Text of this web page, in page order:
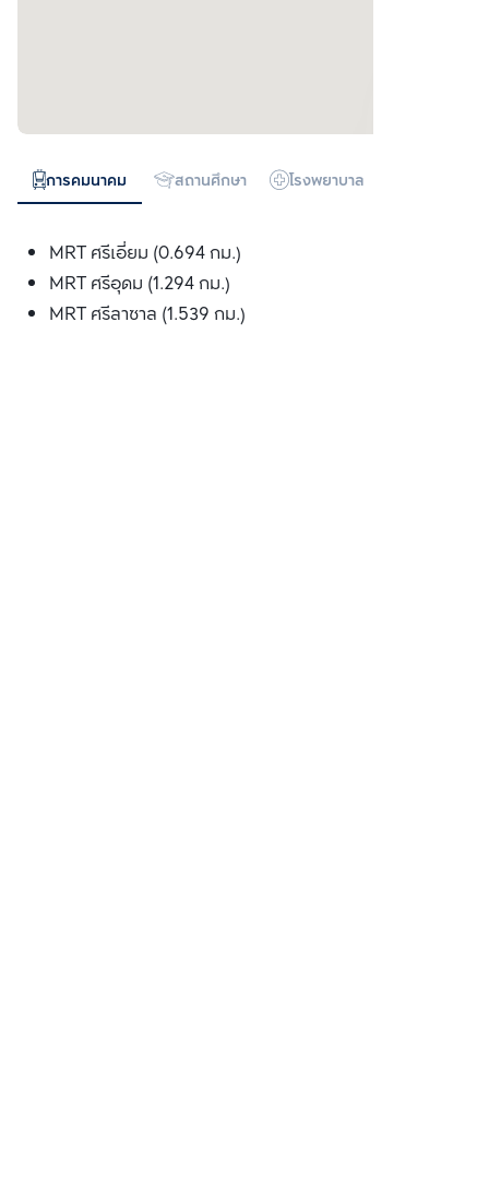
การคมนาคม สถานศึกษา โรงพยาบาล
MRT ศรีเอี่ยม (0.694 กม.)
MRT ศรีอุดม (1.294 กม.)
MRT ศรีลาซาล (1.539 กม.)